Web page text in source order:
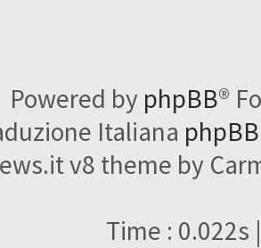
Powered by phpBB®
Italiana
v8 theme by
Time : 0.022s